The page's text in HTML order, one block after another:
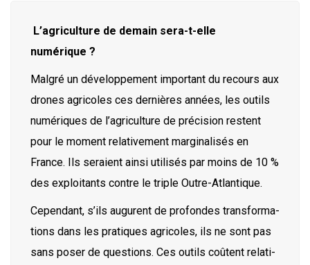
L’agriculture de demain sera-t-elle
numérique ?
Mal­gré un déve­lop­pe­ment impor­tant du recours aux
drones agri­coles ces der­nières années, les outils
numé­riques de l’agriculture de pré­ci­sion res­tent
pour le moment rela­ti­ve­ment mar­gi­na­li­sés en
France. Ils seraient ain­si uti­li­sés par moins de 10 %
des exploi­tants contre le triple Outre-Atlantique.
Cepen­dant, s’ils augurent de pro­fondes trans­for­ma­
tions dans les pra­tiques agri­coles, ils ne sont pas
sans poser de ques­tions. Ces outils coûtent rela­ti­